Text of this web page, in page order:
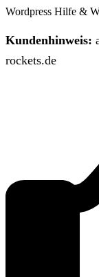
Wordpress Hilfe &
Kundenhinweis:
rockets.de